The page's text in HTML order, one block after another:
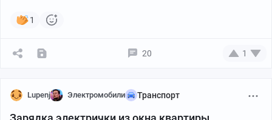
телефон с сим картой, мобильный интернет и железка
нужно из домашней сети виндовым приложением
1
20 1
Lupenj Электромобили Транспорт